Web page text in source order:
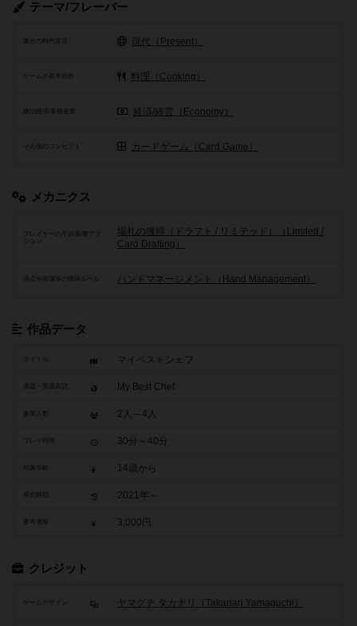
テーマ/フレーバー
舞台の時代背景 現代（Present）
ゲームの基本目的 料理（Cooking）
政治経済/各種産業 経済/経営（Economy）
その他のコンセプト カードゲーム（Card Game）
メカニクス
プレイヤーの干渉/影響アク
場札の獲得（ドラフト / リミテッド）（Limited /
Card Drafting）
ハンドマネージメント（Hand Management）
作品データ
タイトル マイベストシェフ
My Best Chef
参加人数 2人～4人
30分～40分
14歳から
2021年～
参考価格 3,000円
クレジット
ゲームデザイン ヤマグチ タカナリ（Takanari Yamaguchi）